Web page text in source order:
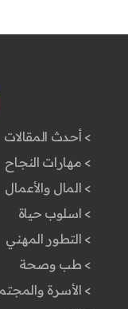
> أحدث المقالات
> مهارات النجاح
> المال والأعمال
> اسلوب حياة
> التطور المهني
> طب وصحة
> الأسرة